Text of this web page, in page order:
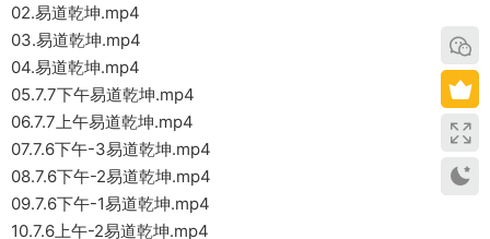
02.易道乾坤.mp4
03.易道乾坤.mp4
04.易道乾坤.mp4
05.7.7下午易道乾坤.mp4
06.7.7上午易道乾坤.mp4
07.7.6下午-3易道乾坤.mp4
08.7.6下午-2易道乾坤.mp4
09.7.6下午-1易道乾坤.mp4
10.7.6上午-2易道乾坤.mp4